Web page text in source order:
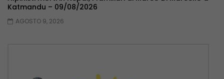
Katmandu – 09/08/2026
AGOSTO 9, 2026